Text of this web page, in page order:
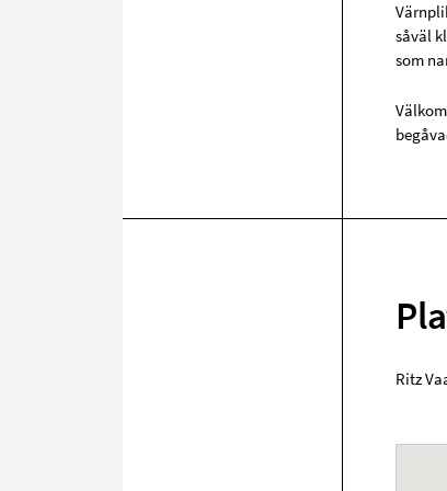
såväl
som
Ritz